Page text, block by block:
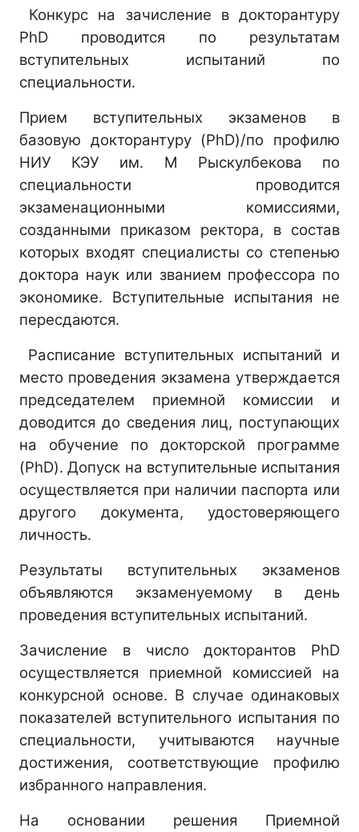
Конкурс на зачисление в докторантуру
PhD проводится по результатам
вступительных испытаний по
специальности.
Прием вступительных экзаменов в
базовую докторантуру (PhD)/по профилю
НИУ КЭУ им. М Рыскулбекова по
специальности проводится
экзаменационными комиссиями,
созданными приказом ректора, в состав
которых входят специалисты со степенью
доктора наук или званием профессора по
экономике. Вступительные испытания не
пересдаются.
Расписание вступительных испытаний и
место проведения экзамена утверждается
председателем приемной комиссии и
доводится до сведения лиц, поступающих
на обучение по докторской программе
(PhD). Допуск на вступительные испытания
осуществляется при наличии паспорта или
другого документа, удостоверяющего
личность.
Результаты вступительных экзаменов
объявляются экзаменуемому в день
проведения вступительных испытаний.
Зачисление в число докторантов PhD
осуществляется приемной комиссией на
конкурсной основе. В случае одинаковых
показателей вступительного испытания по
специальности, учитываются научные
достижения, соответствующие профилю
избранного направления.
На основании решения Приемной